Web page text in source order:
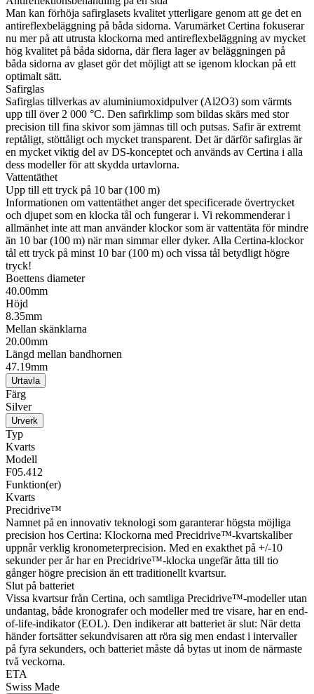
Man kan förhöja safirglasets kvalitet ytterligare genom att ge det en
antireflexbeläggning på båda sidorna. Varumärket Certina fokuserar
nu mer på att utrusta klockorna med antireflexbeläggning av mycket
hög kvalitet på båda sidorna, där flera lager av beläggningen på
båda sidorna av glaset gör det möjligt att se igenom klockan på ett
optimalt sätt.
Safirglas
Safirglas tillverkas av aluminiumoxidpulver (Al2O3) som värmts
upp till över 2 000 °C. Den safirklimp som bildas skärs med stor
precision till fina skivor som jämnas till och putsas. Safir är extremt
reptåligt, stöttåligt och mycket transparent. Det är därför safirglas är
en mycket viktig del av DS-konceptet och används av Certina i alla
dess modeller för att skydda urtavlorna.
Vattentäthet
Upp till ett tryck på 10 bar (100 m)
Informationen om vattentäthet anger det specificerade övertrycket
och djupet som en klocka tål och fungerar i. Vi rekommenderar i
allmänhet inte att man använder klockor som är vattentäta för mindre
än 10 bar (100 m) när man simmar eller dyker. Alla Certina-klockor
tål ett tryck på minst 10 bar (100 m) och vissa tål betydligt högre
tryck!
Boettens diameter
40.00mm
Höjd
8.35mm
Mellan skänklarna
20.00mm
Längd mellan bandhornen
47.19mm
Urtavla
Färg
Silver
Urverk
Typ
Kvarts
Modell
F05.412
Funktion(er)
Kvarts
Precidrive™
Namnet på en innovativ teknologi som garanterar högsta möjliga
precision hos Certina: Klockorna med Precidrive™-kvartskaliber
uppnår verklig kronometerprecision. Med en exakthet på +/-10
sekunder per år har en Precidrive™-klocka ungefär åtta till tio
gånger högre precision än ett traditionellt kvartsur.
Slut på batteriet
Vissa kvartsur från Certina, och samtliga Precidrive™-modeller utan
undantag, både kronografer och modeller med tre visare, har en end-
of-life-indikator (EOL). Den indikerar att batteriet är slut: När detta
händer fortsätter sekundvisaren att röra sig men endast i intervaller
på fyra sekunders, och batteriet måste då bytas ut inom de närmaste
två veckorna.
ETA
Swiss Made